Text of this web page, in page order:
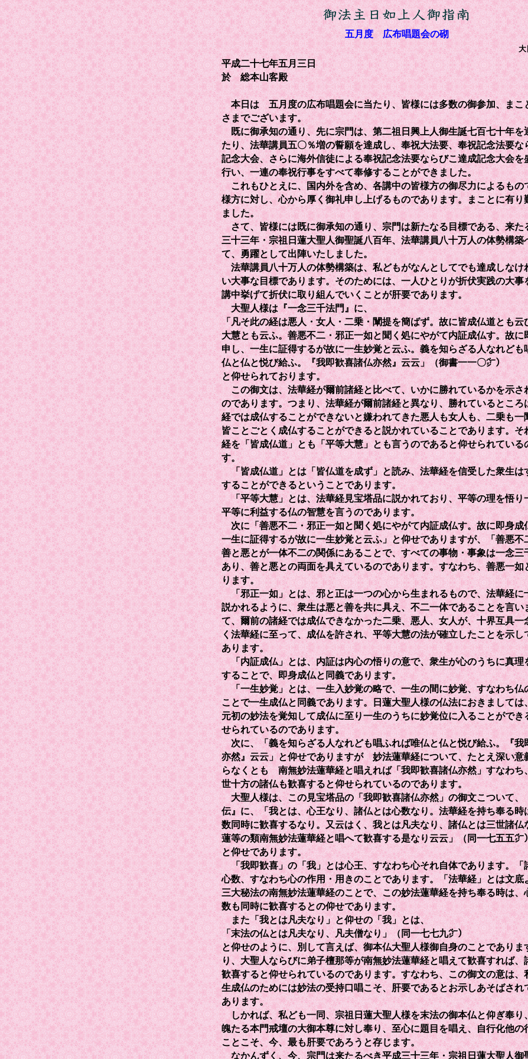
五月度 広布唱題会の砌
平成二十七年五月三日
於 総本山客殿
本日は 五月度の広布唱題会に当たり、皆様には多数の御参加、まこ
さまでございます。
既に御承知の通り、先に宗門は、第二祖日興上人御生誕七百七十年を
たり、法華講員五〇％増の誓願を達成し、奉祝大法要、奉祝記念法要な
記念大会、さらに海外信徒による奉祝記念法要ならびこ達成記念大会を
行い、一連の奉祝行事をすべて奉修することができました。
これもひとえに、国内外を含め、各講中の皆様方の御尽力によるもの
様方に対し、心から厚く御礼申し上げるものであります。まことに有り
ました。
さて、皆様には既に御承知の通り、宗門は新たなる目標である、来た
三十三年・宗祖日蓮大聖人御聖誕八百年、法華講員八十万人の体勢構築
て、勇躍として出陣いたしました。
法華講員八十万人の体勢構築は、私どもがなんとしてでも達成しなけ
い大事な目標であります。そのためには、一人ひとりが折伏実践の大事
講中挙げて折伏に取り組んでいくことが肝要であります。
大聖人様は『一念三千法門』に、
「凡そ此の経は悪人・女人・二乗・闡提を簡ばず。故に皆成仏道とも云
大慧とも云ふ。善悪不二・邪正一如と聞く処にやがて内証成仏す。故に
申し、一生に証得するが故に一生妙覚と云ふ。義を知らざる人なれども
仏と仏と悦び給ふ。『我即歓喜諸仏亦然』云云」（御書一一〇㌻）
と仰せられております。
この御文は、法華経が爾前諸経と比べて、いかに勝れているかを示さ
のであります。つまり、法華経が爾前諸経と異なり、勝れているところ
経では成仏することができないと嫌われてきた悪人も女人も、二乗も一
皆ことごとく成仏することができると説かれていることであります。そ
経を「皆成仏道」とも「平等大慧」とも言うのであると仰せられている
す。
「皆成仏道」とは「皆仏道を成ず」と読み、法華経を信受した衆生は
することができるということであります。
「平等大慧」とは、法華経見宝塔品に説かれており、平等の理を悟り
平等に利益する仏の智慧を言うのであります。
次に「善悪不二・邪正一如と聞く処にやがて内証成仏す。故に即身成
一生に証得するが故に一生妙覚と云ふ」と仰せでありますが、「善悪不
善と悪とが一体不二の関係にあることで、すべての事物・事象は一念三
あり、善と悪との両面を具えているのであります。すなわち、善悪一如
ります。
「邪正一如」とは、邪と正は一つの心から生まれるもので、法華経に
説かれるように、衆生は悪と善を共に具え、不二一体であることを言い
て、爾前の諸経では成仏できなかった二乗、悪人、女人が、十界互具一
く法華経に至って、成仏を許され、平等大慧の法が確立したことを示し
あります。
「内証成仏」とは、内証は内心の悟りの意で、衆生が心のうちに真理
することで、即身成仏と同義であります。
「一生妙覚」とは、一生入妙覚の略で、一生の間に妙覚、すなわち仏
ことで一生成仏と同義であります。日蓮大聖人様の仏法におきましては
元初の妙法を覚知して成仏に至り一生のうちに妙覚位に入ることができ
せられているのであります。
次に、「義を知らざる人なれども唱ふれば唯仏と仏と悦び給ふ。『我
亦然』云云」と仰せでありますが 妙法蓮華経について、たとえ深い意
らなくとも 南無妙法蓮華経と唱えれば「我即歓喜諸仏亦然」すなわち
世十方の諸仏も歓喜すると仰せられているのであります。
大聖人様は、この見宝塔品の「我即歓喜諸仏亦然」の御文こついて、
伝』に、「我とは、心王なり、諸仏とは心数なり。法華経を持ち奉る時
数同時に歓喜するなり。又云はく、我とは凡夫なり、諸仏とは三世諸仏
蓮等の類南無妙法蓮華経と唱へて歓喜する是なり云云」（同一七五五㌻
と仰せであります。
「我即歓喜」の「我」とは心王、すなわち心それ自体であります。「
心数、すなわち心の作用・用きのことであります。「法華経」とは文底
三大秘法の南無妙法蓮華経のことで、この妙法蓮華経を持ち奉る時は、
数も同時に歓喜するとの仰せであります。
また「我とは凡夫なり」と仰せの「我」とは、
「末法の仏とは凡夫なり、凡夫僧なり」（同一七七九㌻）
と仰せのように、別して言えば、御本仏大聖人様御自身のことでありま
り、大聖人ならびに弟子檀那等が南無妙法蓮華経と唱えて歓喜すれば、
歓喜すると仰せられているのであります。すなわち、この御文の意は、
生成仏のためには妙法の受持口唱こそ、肝要であるとお示しあそばされ
あります。
しかれば、私ども一同、宗祖日蓮大聖人様を末法の御本仏と仰ぎ奉り
魄たる本門戒壇の大御本尊に対し奉り、至心に題目を唱え、自行化他の
ことこそ、今、最も肝要であろうと存じます。
なかんずく、今、宗門は来たるべき平成三十三年・宗祖日蓮大聖人御